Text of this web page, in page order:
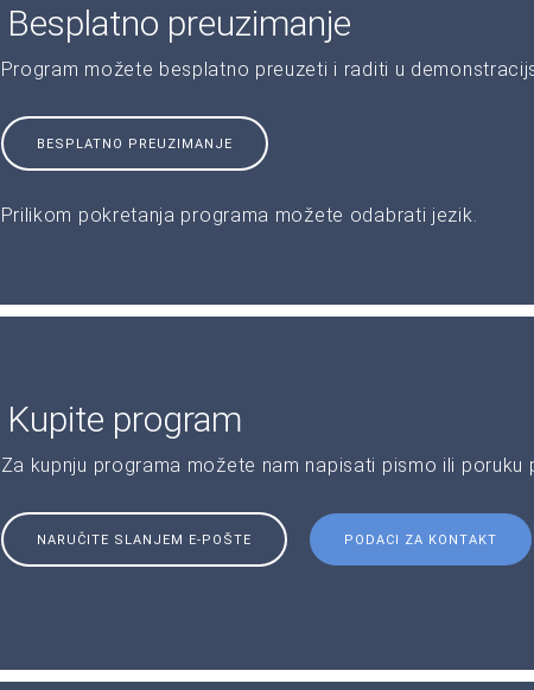
Besplatno preuzimanje
Program možete besplatno preuzeti i raditi u
BESPLATNO PREUZIMANJE
Prilikom pokretanja programa možete odabrati jezik.
Kupite program
Za kupnju programa možete nam napisati pismo ili poruku
NARUČITE SLANJEM E-POŠTE PODACI ZA KONTAKT